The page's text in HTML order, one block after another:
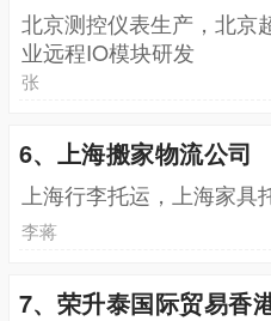
北京测控仪表生产，北京
业远程IO模块研发
张
6、上海搬家物流公司
上海行李托运，上海家
李蒋
7、荣升泰国际贸易香